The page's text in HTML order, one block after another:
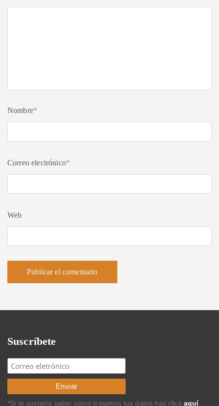
Nombre*
Correo electrónico*
Web
Suscríbete
*Si te gustaría saber cómo tratamos tus datos haz click aquí